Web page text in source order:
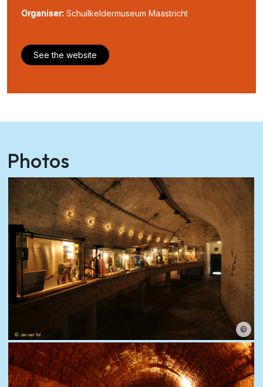
Organiser: Schuilkeldermuseum Maastricht
See the website
Photos
©